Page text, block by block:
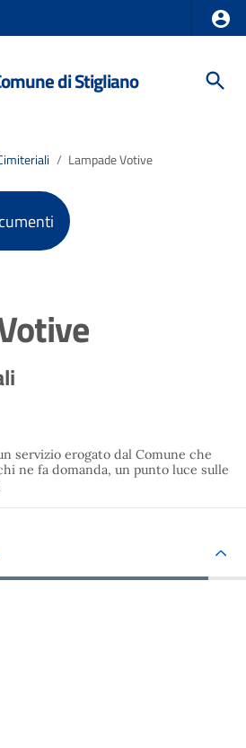
di Stigliano
/ Lampade Votive
servizio erogato dal Comune che
ne fa domanda, un punto luce sulle